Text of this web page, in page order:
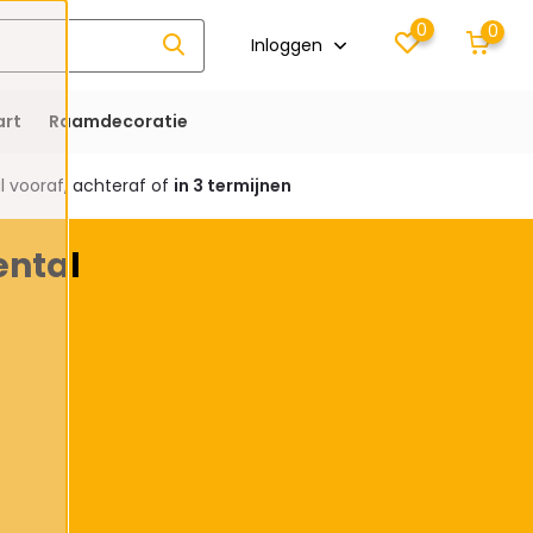
Inloggen
0 0
Raamdecoratie
vooraf, achteraf of in 3 termijnen